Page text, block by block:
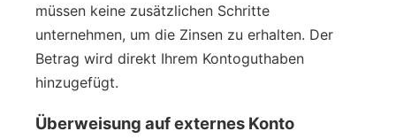
müssen keine zusätzlichen Schritte
unternehmen, um die Zinsen zu erhalten. Der
Betrag wird direkt Ihrem Kontoguthaben
hinzugefügt.
Überweisung auf externes Konto